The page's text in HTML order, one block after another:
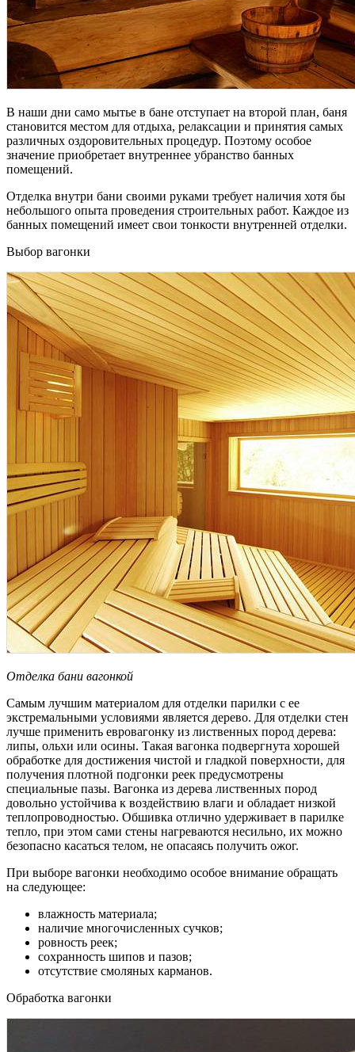
В наши дни само мытье в бане отступает на второй план, баня
становится местом для отдыха, релаксации и принятия самых
различных оздоровительных процедур. Поэтому особое
значение приобретает внутреннее убранство банных
помещений.
Отделка внутри бани своими руками требует наличия хотя бы
небольшого опыта проведения строительных работ. Каждое из
банных помещений имеет свои тонкости внутренней отделки.
Выбор вагонки
Отделка бани вагонкой
Самым лучшим материалом для отделки парилки с ее
экстремальными условиями является дерево. Для отделки стен
лучше применить евровагонку из лиственных пород дерева:
липы, ольхи или осины. Такая вагонка подвергнута хорошей
обработке для достижения чистой и гладкой поверхности, для
получения плотной подгонки реек предусмотрены
специальные пазы. Вагонка из дерева лиственных пород
довольно устойчива к воздействию влаги и обладает низкой
теплопроводностью. Обшивка отлично удерживает в парилке
тепло, при этом сами стены нагреваются несильно, их можно
безопасно касаться телом, не опасаясь получить ожог.
При выборе вагонки необходимо особое внимание обращать
на следующее:
влажность материала;
наличие многочисленных сучков;
ровность реек;
сохранность шипов и пазов;
отсутствие смоляных карманов.
Обработка вагонки